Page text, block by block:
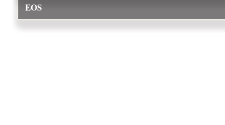
EOS